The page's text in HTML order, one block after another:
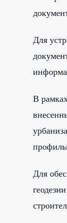
Для
В
Для